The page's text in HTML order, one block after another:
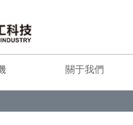
關于我們